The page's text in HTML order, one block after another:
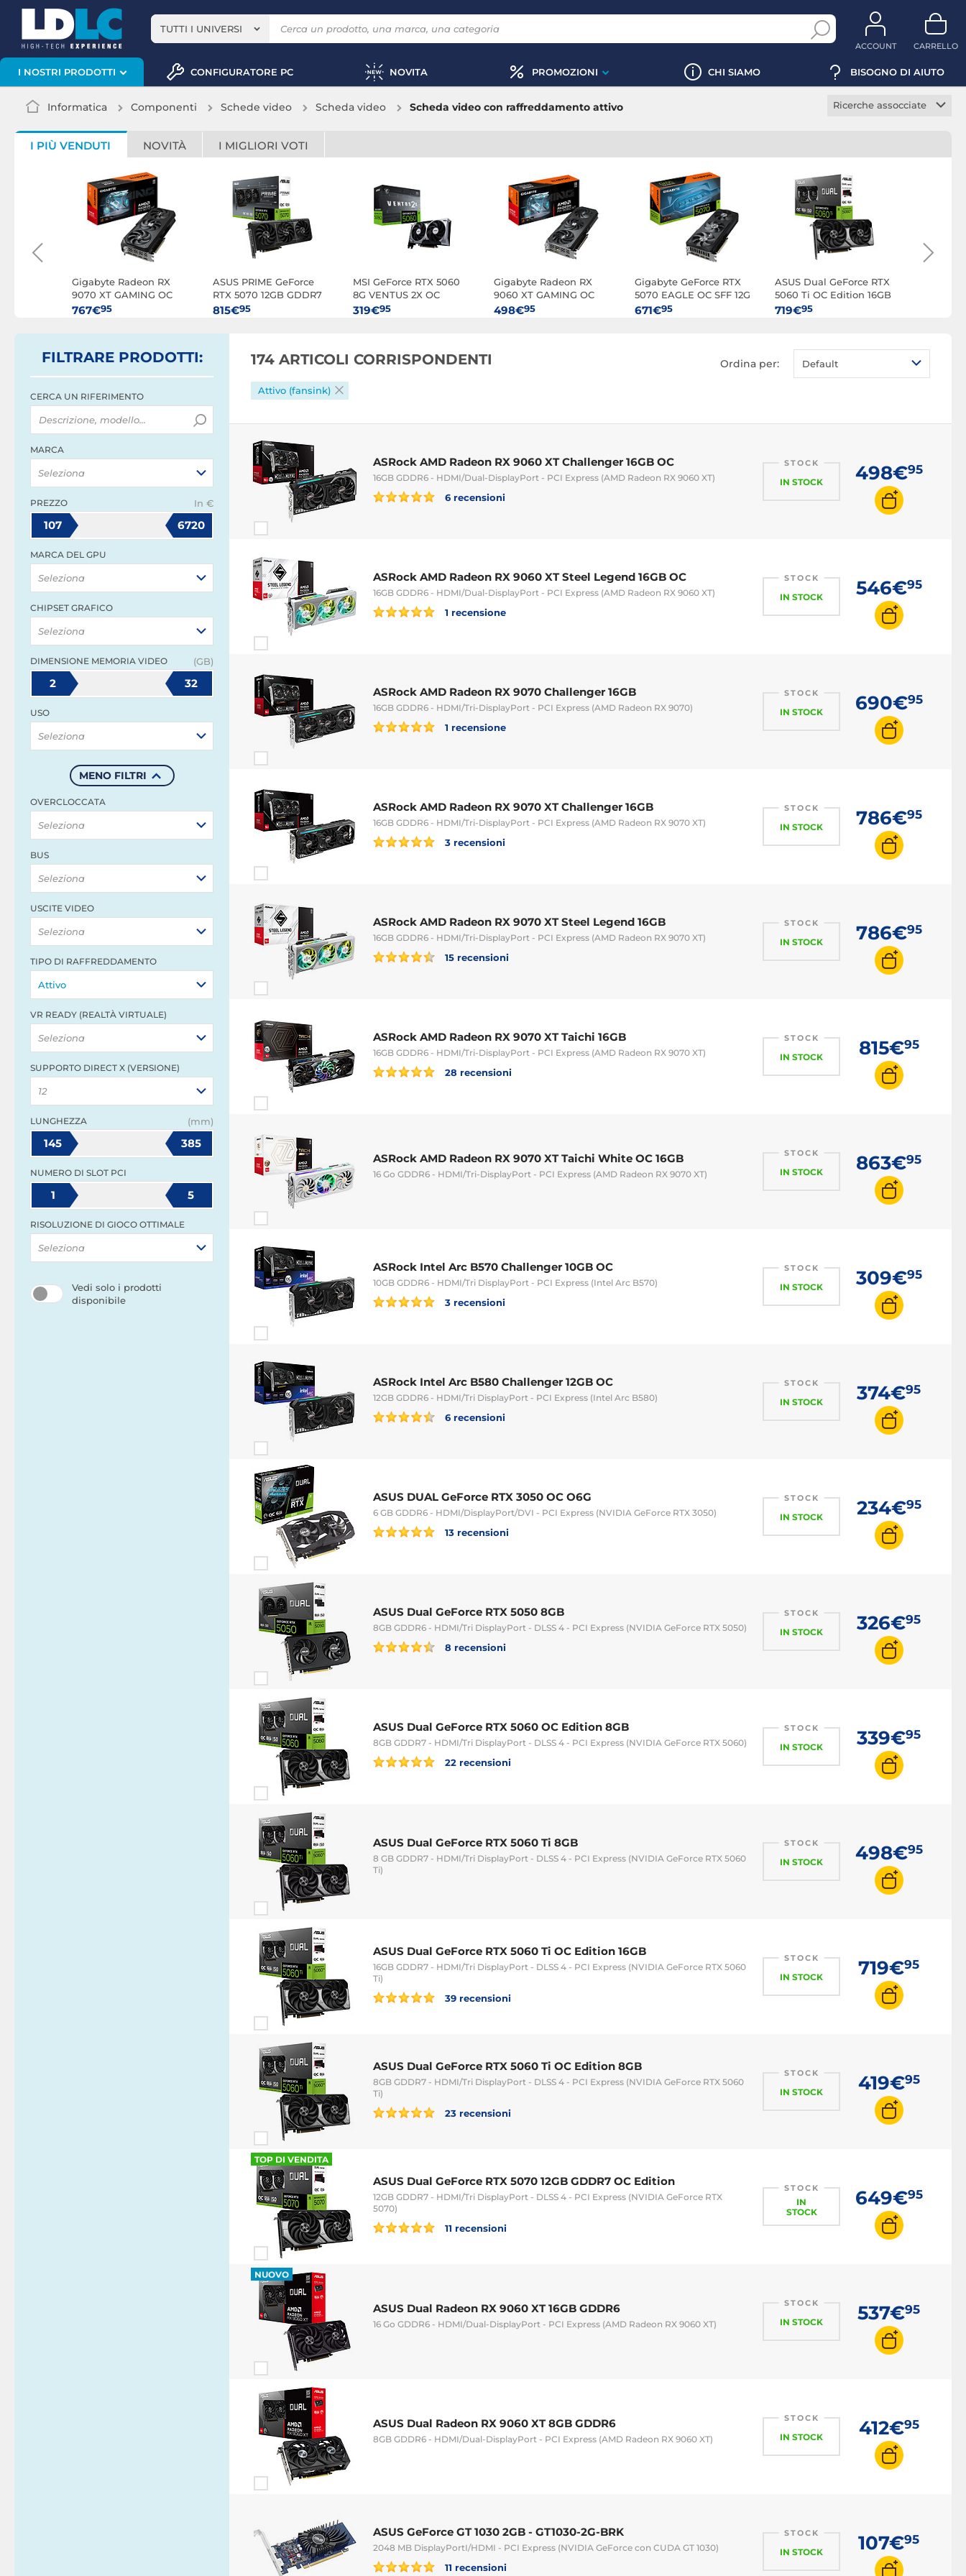
TUTTI I UNIVERSI
ACCOUNT CARRELLO
I NOSTRI PRODOTTI CONFIGURATORE PC NOVITA PROMOZIONI CHI SIAMO BISOGNO DI AIUTO
Informatica Componenti Schede video Scheda video Scheda video con raffreddamento attivo
Ricerche assocciate
Scheda video VR
Ready
Scheda video RGB
Scheda video NVIDIA
Scheda video RTX
RTX 5050
RTX 5070
RX 7600
RX 9070 XT
I PIÙ VENDUTI NOVITÀ I MIGLIORI VOTI
Gigabyte Radeon RX
9070 XT GAMING OC
16G
767€95
ASUS PRIME GeForce
RTX 5070 12GB GDDR7
OC Edition
815€95
MSI GeForce RTX 5060
8G VENTUS 2X OC
319€95
Gigabyte Radeon RX
9060 XT GAMING OC
16G
498€95
Gigabyte GeForce RTX
5070 EAGLE OC SFF 12G
671€95
ASUS Dual GeForce RTX
5060 Ti OC Edition 16GB
719€95
FILTRARE PRODOTTI:
CERCA UN RIFERIMENTO
MARCA
Seleziona
PREZZO In €
107 6720
MARCA DEL GPU
Seleziona
CHIPSET GRAFICO
Seleziona
DIMENSIONE MEMORIA VIDEO (GB)
2 32
USO
Seleziona
MENO FILTRI
OVERCLOCCATA
Seleziona
BUS
Seleziona
USCITE VIDEO
Seleziona
TIPO DI RAFFREDDAMENTO
Attivo
VR READY (REALTÀ VIRTUALE)
Seleziona
SUPPORTO DIRECT X (VERSIONE)
12
LUNGHEZZA (mm)
145 385
NUMERO DI SLOT PCI
1 5
RISOLUZIONE DI GIOCO OTTIMALE
Seleziona
Vedi solo i prodotti
disponibile
174 ARTICOLI CORRISPONDENTI Ordina per: Default
Attivo (fansink)
ASRock AMD Radeon RX 9060 XT Challenger 16GB OC
16GB GDDR6 - HDMI/Dual-DisplayPort - PCI Express (AMD Radeon RX 9060 XT)
6 recensioni
STOCK
IN STOCK 498€95
ASRock AMD Radeon RX 9060 XT Steel Legend 16GB OC
16GB GDDR6 - HDMI/Dual-DisplayPort - PCI Express (AMD Radeon RX 9060 XT)
1 recensione
STOCK
IN STOCK 546€95
ASRock AMD Radeon RX 9070 Challenger 16GB
16GB GDDR6 - HDMI/Tri-DisplayPort - PCI Express (AMD Radeon RX 9070)
1 recensione
STOCK
IN STOCK 690€95
ASRock AMD Radeon RX 9070 XT Challenger 16GB
16GB GDDR6 - HDMI/Tri-DisplayPort - PCI Express (AMD Radeon RX 9070 XT)
3 recensioni
STOCK
IN STOCK 786€95
ASRock AMD Radeon RX 9070 XT Steel Legend 16GB
16GB GDDR6 - HDMI/Tri-DisplayPort - PCI Express (AMD Radeon RX 9070 XT)
15 recensioni
STOCK
IN STOCK 786€95
ASRock AMD Radeon RX 9070 XT Taichi 16GB
16GB GDDR6 - HDMI/Tri-DisplayPort - PCI Express (AMD Radeon RX 9070 XT)
28 recensioni
STOCK
IN STOCK 815€95
ASRock AMD Radeon RX 9070 XT Taichi White OC 16GB
16 Go GDDR6 - HDMI/Tri-DisplayPort - PCI Express (AMD Radeon RX 9070 XT)
STOCK
IN STOCK 863€95
ASRock Intel Arc B570 Challenger 10GB OC
10GB GDDR6 - HDMI/Tri DisplayPort - PCI Express (Intel Arc B570)
3 recensioni
STOCK
IN STOCK 309€95
ASRock Intel Arc B580 Challenger 12GB OC
12GB GDDR6 - HDMI/Tri DisplayPort - PCI Express (Intel Arc B580)
6 recensioni
STOCK
IN STOCK 374€95
ASUS DUAL GeForce RTX 3050 OC O6G
6 GB GDDR6 - HDMI/DisplayPort/DVI - PCI Express (NVIDIA GeForce RTX 3050)
13 recensioni
STOCK
IN STOCK 234€95
ASUS Dual GeForce RTX 5050 8GB
8GB GDDR6 - HDMI/Tri DisplayPort - DLSS 4 - PCI Express (NVIDIA GeForce RTX 5050)
8 recensioni
STOCK
IN STOCK 326€95
ASUS Dual GeForce RTX 5060 OC Edition 8GB
8GB GDDR7 - HDMI/Tri DisplayPort - DLSS 4 - PCI Express (NVIDIA GeForce RTX 5060)
22 recensioni
STOCK
IN STOCK 339€95
ASUS Dual GeForce RTX 5060 Ti 8GB
8 GB GDDR7 - HDMI/Tri DisplayPort - DLSS 4 - PCI Express (NVIDIA GeForce RTX 5060
Ti)
STOCK
IN STOCK 498€95
ASUS Dual GeForce RTX 5060 Ti OC Edition 16GB
16GB GDDR7 - HDMI/Tri DisplayPort - DLSS 4 - PCI Express (NVIDIA GeForce RTX 5060
Ti)
39 recensioni
STOCK
IN STOCK 719€95
ASUS Dual GeForce RTX 5060 Ti OC Edition 8GB
8GB GDDR7 - HDMI/Tri DisplayPort - DLSS 4 - PCI Express (NVIDIA GeForce RTX 5060
Ti)
23 recensioni
STOCK
IN STOCK 419€95
TOP DI VENDITA
ASUS Dual GeForce RTX 5070 12GB GDDR7 OC Edition
12GB GDDR7 - HDMI/Tri DisplayPort - DLSS 4 - PCI Express (NVIDIA GeForce RTX
5070)
11 recensioni
STOCK
IN
STOCK
649€95
NUOVO
ASUS Dual Radeon RX 9060 XT 16GB GDDR6
16 Go GDDR6 - HDMI/Dual-DisplayPort - PCI Express (AMD Radeon RX 9060 XT)
STOCK
IN STOCK 537€95
ASUS Dual Radeon RX 9060 XT 8GB GDDR6
8GB GDDR6 - HDMI/Dual-DisplayPort - PCI Express (AMD Radeon RX 9060 XT)
STOCK
IN STOCK 412€95
ASUS GeForce GT 1030 2GB - GT1030-2G-BRK
2048 MB DisplayPortI/HDMI - PCI Express (NVIDIA GeForce con CUDA GT 1030)
11 recensioni
STOCK
IN STOCK 107€95